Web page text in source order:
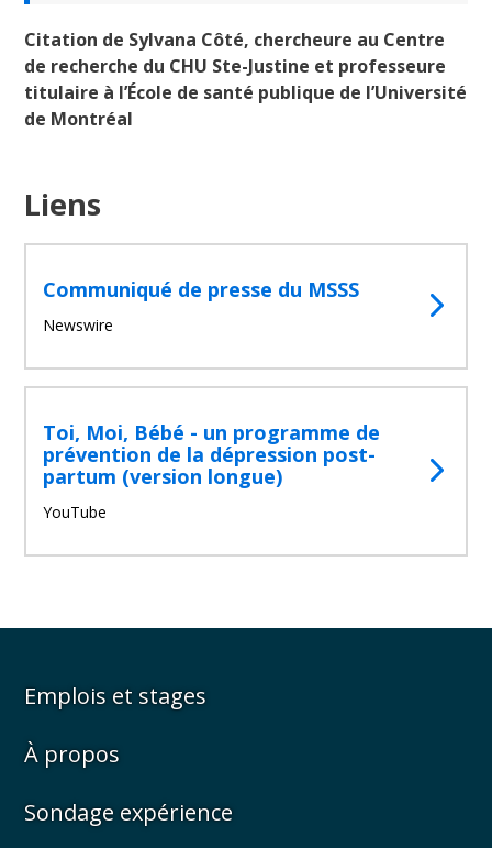
Citation de Sylvana Côté, chercheure au Centre
de recherche du CHU Ste-Justine et professeure
titulaire à l’École de santé publique de l’Université
de Montréal
Liens
Communiqué de presse du MSSS
Newswire
Toi, Moi, Bébé - un programme de
prévention de la dépression post-
partum (version longue)
YouTube
Emplois et stages
À propos
Sondage expérience